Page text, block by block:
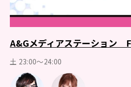
A&Gメディアステーション
土 23:00～24:00